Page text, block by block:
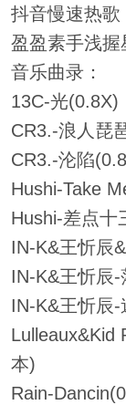
抖音慢速热
盈盈素手浅握
音乐曲录：
13C-光(0.8X)
CR3.-浪人琵
CR3.-沦陷
Hushi-Take
Hushi-差点十
IN-K&王忻辰
IN-K&王忻辰
IN-K&王忻辰
Lulleaux&Kid
本)
Rain-